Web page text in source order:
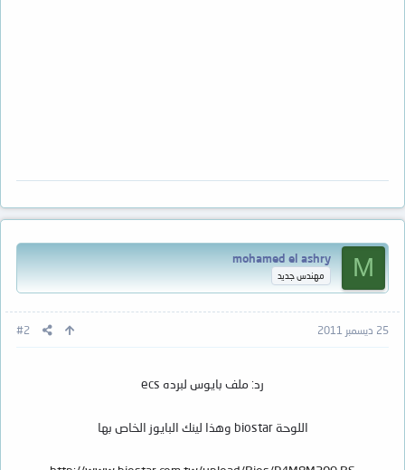
M
mohamed el ashry
مهندس جديد
25 ديسمبر 2011 #2
رد: ملف بايوس لبرده ecs
اللوحة biostar وهذا لينك البايوز الخاص بها